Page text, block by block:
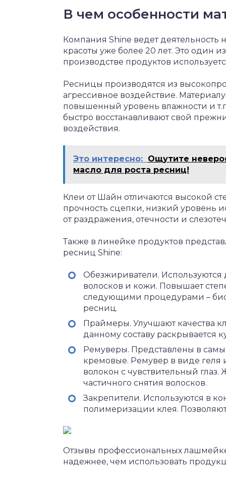
В чем особенности
Компания Shine ведет
красоты уже более 20 лет. Это один
производстве продуктов
Ресницы производятся из
агрессивное воздействие.
повышенный уровень влажности и
быстро восстанавливают свой
воздействия.
Это интересно: Ощутите
масло для роста ресниц!
Клеи от Шайн отличаются высокой
прочность сцепки, низкий уровень
от раздражения, отечности и
Также в линейке продуктов
ресниц Shine:
Обезжириватели.
волосков и кожи. Повышает
следующими процедурами –
ресниц.
Праймеры. Улучшают качества
данному составу раскрывается
Ремуверы. Представлены в
кремовые. Ремувер в виде геля
волокон с чувствительный
частичного снятия волосков.
Закрепители. Используются в
полимеризации клея.
Отзывы профессиональных
надежнее, чем использовать